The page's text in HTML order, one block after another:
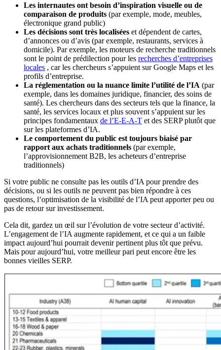
Les internautes ont besoin d’inspiration visuelle ou de
comparaison de produits (par exemple, mode, meubles,
électronique grand public)
Les décisions sont très localisées et dépendent de cartes,
d’annonces ou d’avis (par exemple, restaurants, services à
domicile). Par exemple, les moteurs de recherche traditionnels
sont le point de prédilection pour les recherches d’entreprises
locales , car les chercheurs s’appuient sur Google Maps et les
profils d’entreprise.
La réglementation ou la nuance limite l’utilité de l’IA (par
exemple, dans les domaines juridique, financier, des soins de
santé). Les chercheurs dans des secteurs tels que la finance, la
santé, les services locaux et plus souvent s’appuient sur les
principes fondamentaux de l’E-E-A-T et des SERP plutôt que
sur les plateformes d’IA.
Le comportement du public est toujours biaisé par
rapport aux achats traditionnels (par exemple,
l’approvisionnement B2B, les acheteurs d’entreprise
traditionnels)
Si votre public ne consulte pas les outils d’IA pour prendre des
décisions, ou si les outils ne peuvent pas bien répondre à ces
questions, l’optimisation de la visibilité de l’IA peut apporter peu ou
pas de retour sur investissement.
Cela dit, gardez un œil sur l’évolution de votre secteur d’activité.
L’engagement de l’IA augmente rapidement, et ce qui a un faible
impact aujourd’hui pourrait devenir pertinent plus tôt que prévu.
Mais pour aujourd’hui, votre meilleur pari peut encore être les
bonnes vieilles SERP.